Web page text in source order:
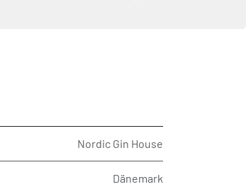
Nordic Gin House
Dänemark